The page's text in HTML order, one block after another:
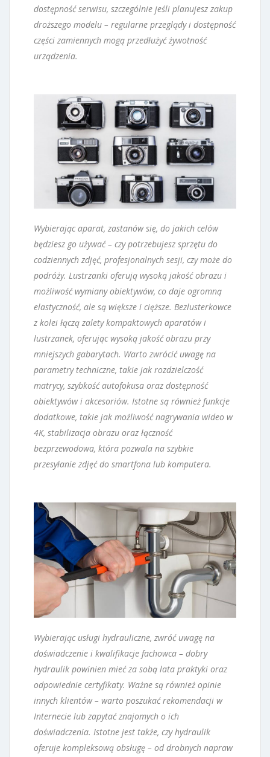
dostępność serwisu, szczególnie jeśli planujesz zakup
droższego modelu – regularne przeglądy i dostępność
części zamiennych mogą przedłużyć żywotność
urządzenia.
Wybierając aparat, zastanów się, do jakich celów
będziesz go używać – czy potrzebujesz sprzętu do
codziennych zdjęć, profesjonalnych sesji, czy może do
podróży. Lustrzanki oferują wysoką jakość obrazu i
możliwość wymiany obiektywów, co daje ogromną
elastyczność, ale są większe i cięższe. Bezlusterkowce
z kolei łączą zalety kompaktowych aparatów i
lustrzanek, oferując wysoką jakość obrazu przy
mniejszych gabarytach. Warto zwrócić uwagę na
parametry techniczne, takie jak rozdzielczość
matrycy, szybkość autofokusa oraz dostępność
obiektywów i akcesoriów. Istotne są również funkcje
dodatkowe, takie jak możliwość nagrywania wideo w
4K, stabilizacja obrazu oraz łączność
bezprzewodowa, która pozwala na szybkie
przesyłanie zdjęć do smartfona lub komputera.
Wybierając usługi hydrauliczne, zwróć uwagę na
doświadczenie i kwalifikacje fachowca – dobry
hydraulik powinien mieć za sobą lata praktyki oraz
odpowiednie certyfikaty. Ważne są również opinie
innych klientów – warto poszukać rekomendacji w
Internecie lub zapytać znajomych o ich
doświadczenia. Istotne jest także, czy hydraulik
oferuje kompleksową obsługę – od drobnych napraw